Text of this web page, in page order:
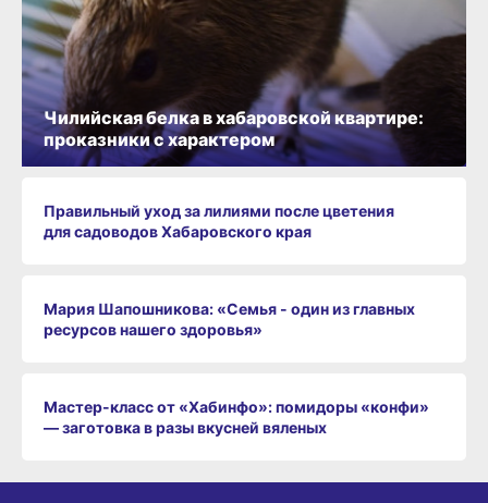
Правильный уход за лилиями после цветения
для садоводов Хабаровского края
Мария Шапошникова: «Семья - один из главных
ресурсов нашего здоровья»
Мастер-класс от «Хабинфо»: помидоры «конфи»
— заготовка в разы вкусней вяленых
Чилийская белка в хабаровской квартире:
проказники с характером